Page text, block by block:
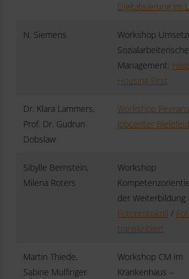
Digitalisierung im
N. Siemens
Workshop
Management:
Housing First
Dr. Klara Lammers,
Prof. Dr. Gudrun
Dobslaw
Workshop
Jobcenter Bielefeld
Sibylle Bernstein,
Milena Roters
Workshop
der Weiterbildung:
Fotoprotokoll /
transkribiert
Martin Thiede,
Sabine Mulfinger
Workshop CM im
Krankenhaus –